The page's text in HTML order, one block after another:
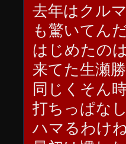
去年はクル
も驚いてん
はじめたの
来てた生瀬
同じくそん
打ちっぱな
ハマるわけ